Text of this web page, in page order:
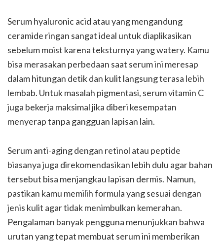
Serum hyaluronic acid atau yang mengandung
ceramide ringan sangat ideal untuk diaplikasikan
sebelum moist karena teksturnya yang watery. Kamu
bisa merasakan perbedaan saat serum ini meresap
dalam hitungan detik dan kulit langsung terasa lebih
lembab. Untuk masalah pigmentasi, serum vitamin C
juga bekerja maksimal jika diberi kesempatan
menyerap tanpa gangguan lapisan lain.
Serum anti-aging dengan retinol atau peptide
biasanya juga direkomendasikan lebih dulu agar bahan
tersebut bisa menjangkau lapisan dermis. Namun,
pastikan kamu memilih formula yang sesuai dengan
jenis kulit agar tidak menimbulkan kemerahan.
Pengalaman banyak pengguna menunjukkan bahwa
urutan yang tepat membuat serum ini memberikan